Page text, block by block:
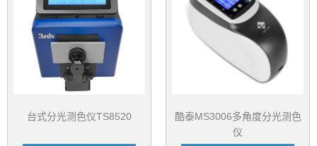
台式分光测色仪TS8520
酷泰MS3006多角度分光测色
仪